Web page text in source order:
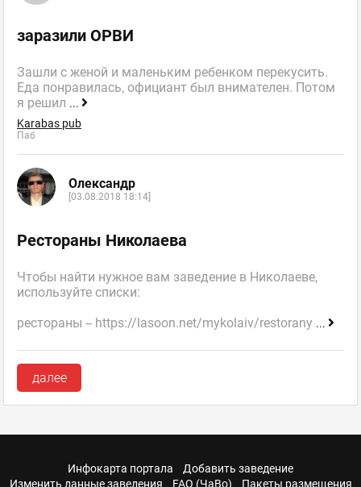
заразили ОРВИ
Зашли с женой и маленьким ребенком перекусить.
Еда понравилась, официант был внимателен. Потом
я решил ...
Karabas pub
Паб
Олександр
[03.08.2018 18:14]
Рестораны Николаева
Чтобы найти нужное вам заведение в Николаеве,
используйте списки:
рестораны -- https://lasoon.net/mykolaiv/restorany ...
далее
Инфокарта портала
Добавить заведение
Изменить данные заведения
FAQ (ЧаВо) Пакеты размещения